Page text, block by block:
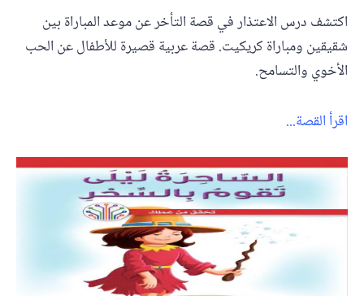
اكتشف درس الاعتذار في قصة التأخر عن موعد المباراة بين
شقيقين ومباراة كريكيت. قصة عربية قصيرة للأطفال عن الحب
الأخوي والتسامح.
اقرأ القصة...